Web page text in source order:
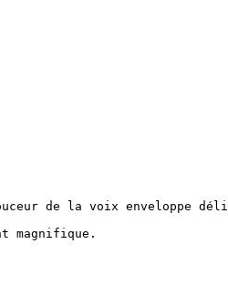
de la voix enveloppe
magnifique.